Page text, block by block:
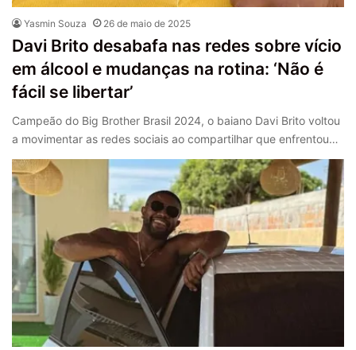
Yasmin Souza 26 de maio de 2025
Davi Brito desabafa nas redes sobre vício
em álcool e mudanças na rotina: ‘Não é
fácil se libertar’
Campeão do Big Brother Brasil 2024, o baiano Davi Brito voltou
a movimentar as redes sociais ao compartilhar que enfrentou…